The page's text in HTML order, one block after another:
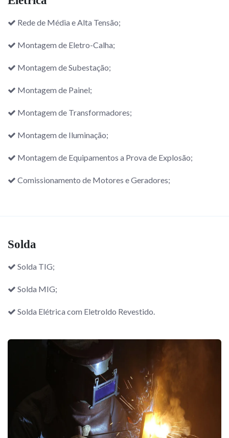
Rede de Média e Alta Tensão;
Montagem de Eletro-Calha;
Montagem de Subestação;
Montagem de Painel;
Montagem de Transformadores;
Montagem de Iluminação;
Montagem de Equipamentos a Prova de Explosão;
Comissionamento de Motores e Geradores;
Solda
Solda TIG;
Solda MIG;
Solda Elétrica com Eletroldo Revestido.